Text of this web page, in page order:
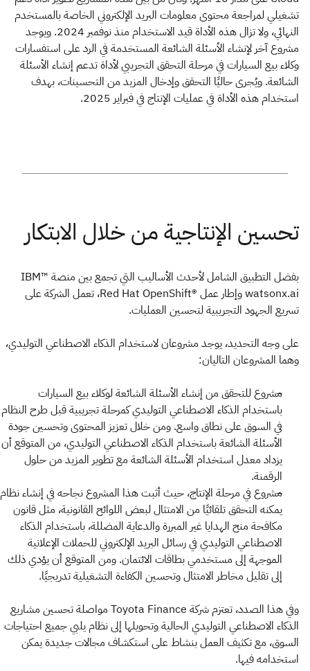
تشغيلي لمراجعة محتوى معلومات البريد الإلكتروني الخاصة بالمستخدم
النهائي، ولا تزال هذه الأداة قيد الاستخدام منذ نوفمبر 2024. ويوجد
مشروع آخر لإنشاء الأسئلة الشائعة المستخدمة في الرد على استفسارات
وكلاء بيع السيارات في مرحلة التحقق التجريبي لأداة تدعم إنشاء الأسئلة
الشائعة. ويُجرى حاليًا التحقق وإدخال المزيد من التحسينات، بهدف
استخدام هذه الأداة في عمليات الإنتاج في فبراير 2025.
بفضل التطبيق الشامل لأحدث الأساليب التي تجمع بين منصة ™IBM
watsonx.ai وإطار عمل ®Red Hat OpenShift، تعمل الشركة على
تسريع الجهود التجريبية لتحسين العمليات.
على وجه التحديد، يوجد مشروعان لاستخدام الذكاء الاصطناعي التوليدي،
وهما المشروعان التاليان:
مشروع للتحقق من إنشاء الأسئلة الشائعة لوكلاء بيع السيارات
باستخدام الذكاء الاصطناعي التوليدي كمرحلة تجريبية قبل طرح النظام
في السوق على نطاق واسع. ومن خلال تعزيز المحتوى وتحسين جودة
الأسئلة الشائعة باستخدام الذكاء الاصطناعي التوليدي، من المتوقع أن
يزداد معدل استخدام الأسئلة الشائعة مع تطوير المزيد من حلول
الرقمنة.
مشروع في مرحلة الإنتاج، حيث أثبت هذا المشروع نجاحه في إنشاء نظام
يمكنه التحقق تلقائيًا من الامتثال لبعض اللوائح القانونية، مثل قانون
مكافحة منح الهدايا غير المبررة والدعاية المضللة، باستخدام الذكاء
الاصطناعي التوليدي في رسائل البريد الإلكتروني للحملات الإعلانية
الموجهة إلى مستخدمي بطاقات الائتمان. ومن المتوقع أن يؤدي ذلك
إلى تقليل مخاطر الامتثال وتحسين الكفاءة التشغيلية تدريجيًا.
وفي هذا الصدد، تعتزم شركة Toyota Finance مواصلة تحسين مشاريع
الذكاء الاصطناعي التوليدي الحالية وتحويلها إلى نظام يلبي جميع احتياجات
السوق، مع تكثيف العمل بنشاط على استكشاف مجالات جديدة يمكن
استخدامه فيها.